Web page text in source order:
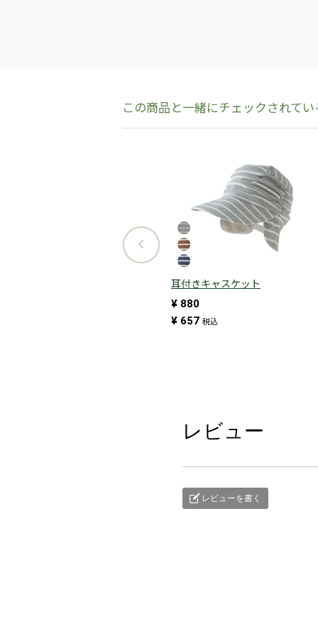
耳付きキャスケット
¥ 880
¥ 657 税込
レビュー
レビューを書く